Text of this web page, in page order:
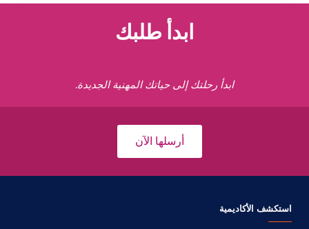
ابدأ طلبك
ابدأ رحلتك إلى حياتك المهنية الجديدة.
أرسلها الآن
استكشف الأكاديمية